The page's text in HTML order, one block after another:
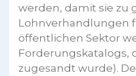
werden, damit sie zu
Lohnverhandlungen
öffentlichen Sektor
Forderungskatalogs,
zugesandt wurde).